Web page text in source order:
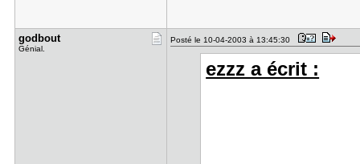
godbout
Génial.
Posté le 10-04-2003 à 13:45:30
ezzz a écrit :